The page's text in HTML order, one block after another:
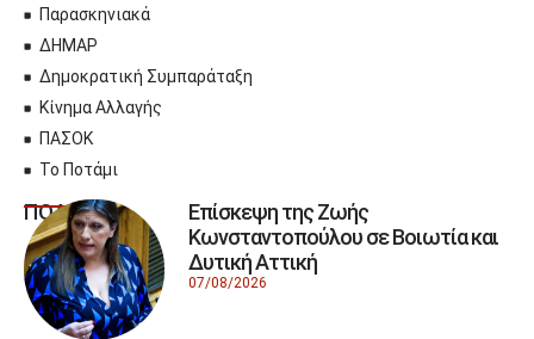
Παρασκηνιακά
ΔΗΜΑΡ
Δημοκρατική Συμπαράταξη
Κίνημα Αλλαγής
ΠΑΣΟΚ
Το Ποτάμι
ΠΟΛΙΤΙΚΗ
Επίσκεψη της Ζωής
Κωνσταντοπούλου σε Βοιωτία και
Δυτική Αττική
07/08/2026